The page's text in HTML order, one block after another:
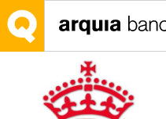
Saltar al contenido principal